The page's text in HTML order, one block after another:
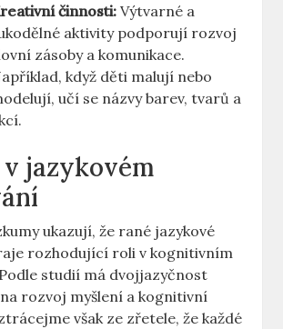
činnosti: Výtvarné a
aktivity podporují rozvoj
zásoby a komunikace.
když děti malují nebo
učí se názvy barev, tvarů a
jazykovém
ukazují, že rané jazykové
rozhodující roli v kognitivním
studií má dvojjazyčnost
rozvoj myšlení a kognitivní
však ze zřetele, že každé